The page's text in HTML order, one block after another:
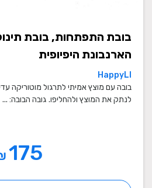
בובת התפתחות, בובת
הארנבונת היפיופית
HappyLI
בובה עם מוצץ אמיתי לתרגול מוטוריקה
לנתק את המוצץ ולהחליפו. גובה הבובה: ...